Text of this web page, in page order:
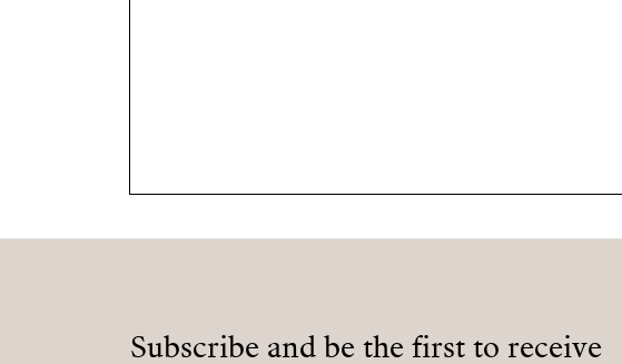
Subscribe and be the first to receive